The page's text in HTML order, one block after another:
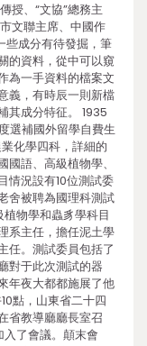
授、“文協”總務主
文聯主席、中國作
些成分有待發掘，筆
的資料，從中可以窺
為一手資料的檔案文
義，有時辰一則新檔
其成分特征。 1935
選補國外留學自費生
化學四科，詳細的
語、高級植物學、
情況設有10位測試委
舍被聘為國理科測試
物學和蟲豸學科目
系主任，擔任泥土學
任。測試委員包括了
對于此次測試的器
年夜大都都施展了他
點，山東省二十四
省教導廳廳長室召
了會議。顛末會